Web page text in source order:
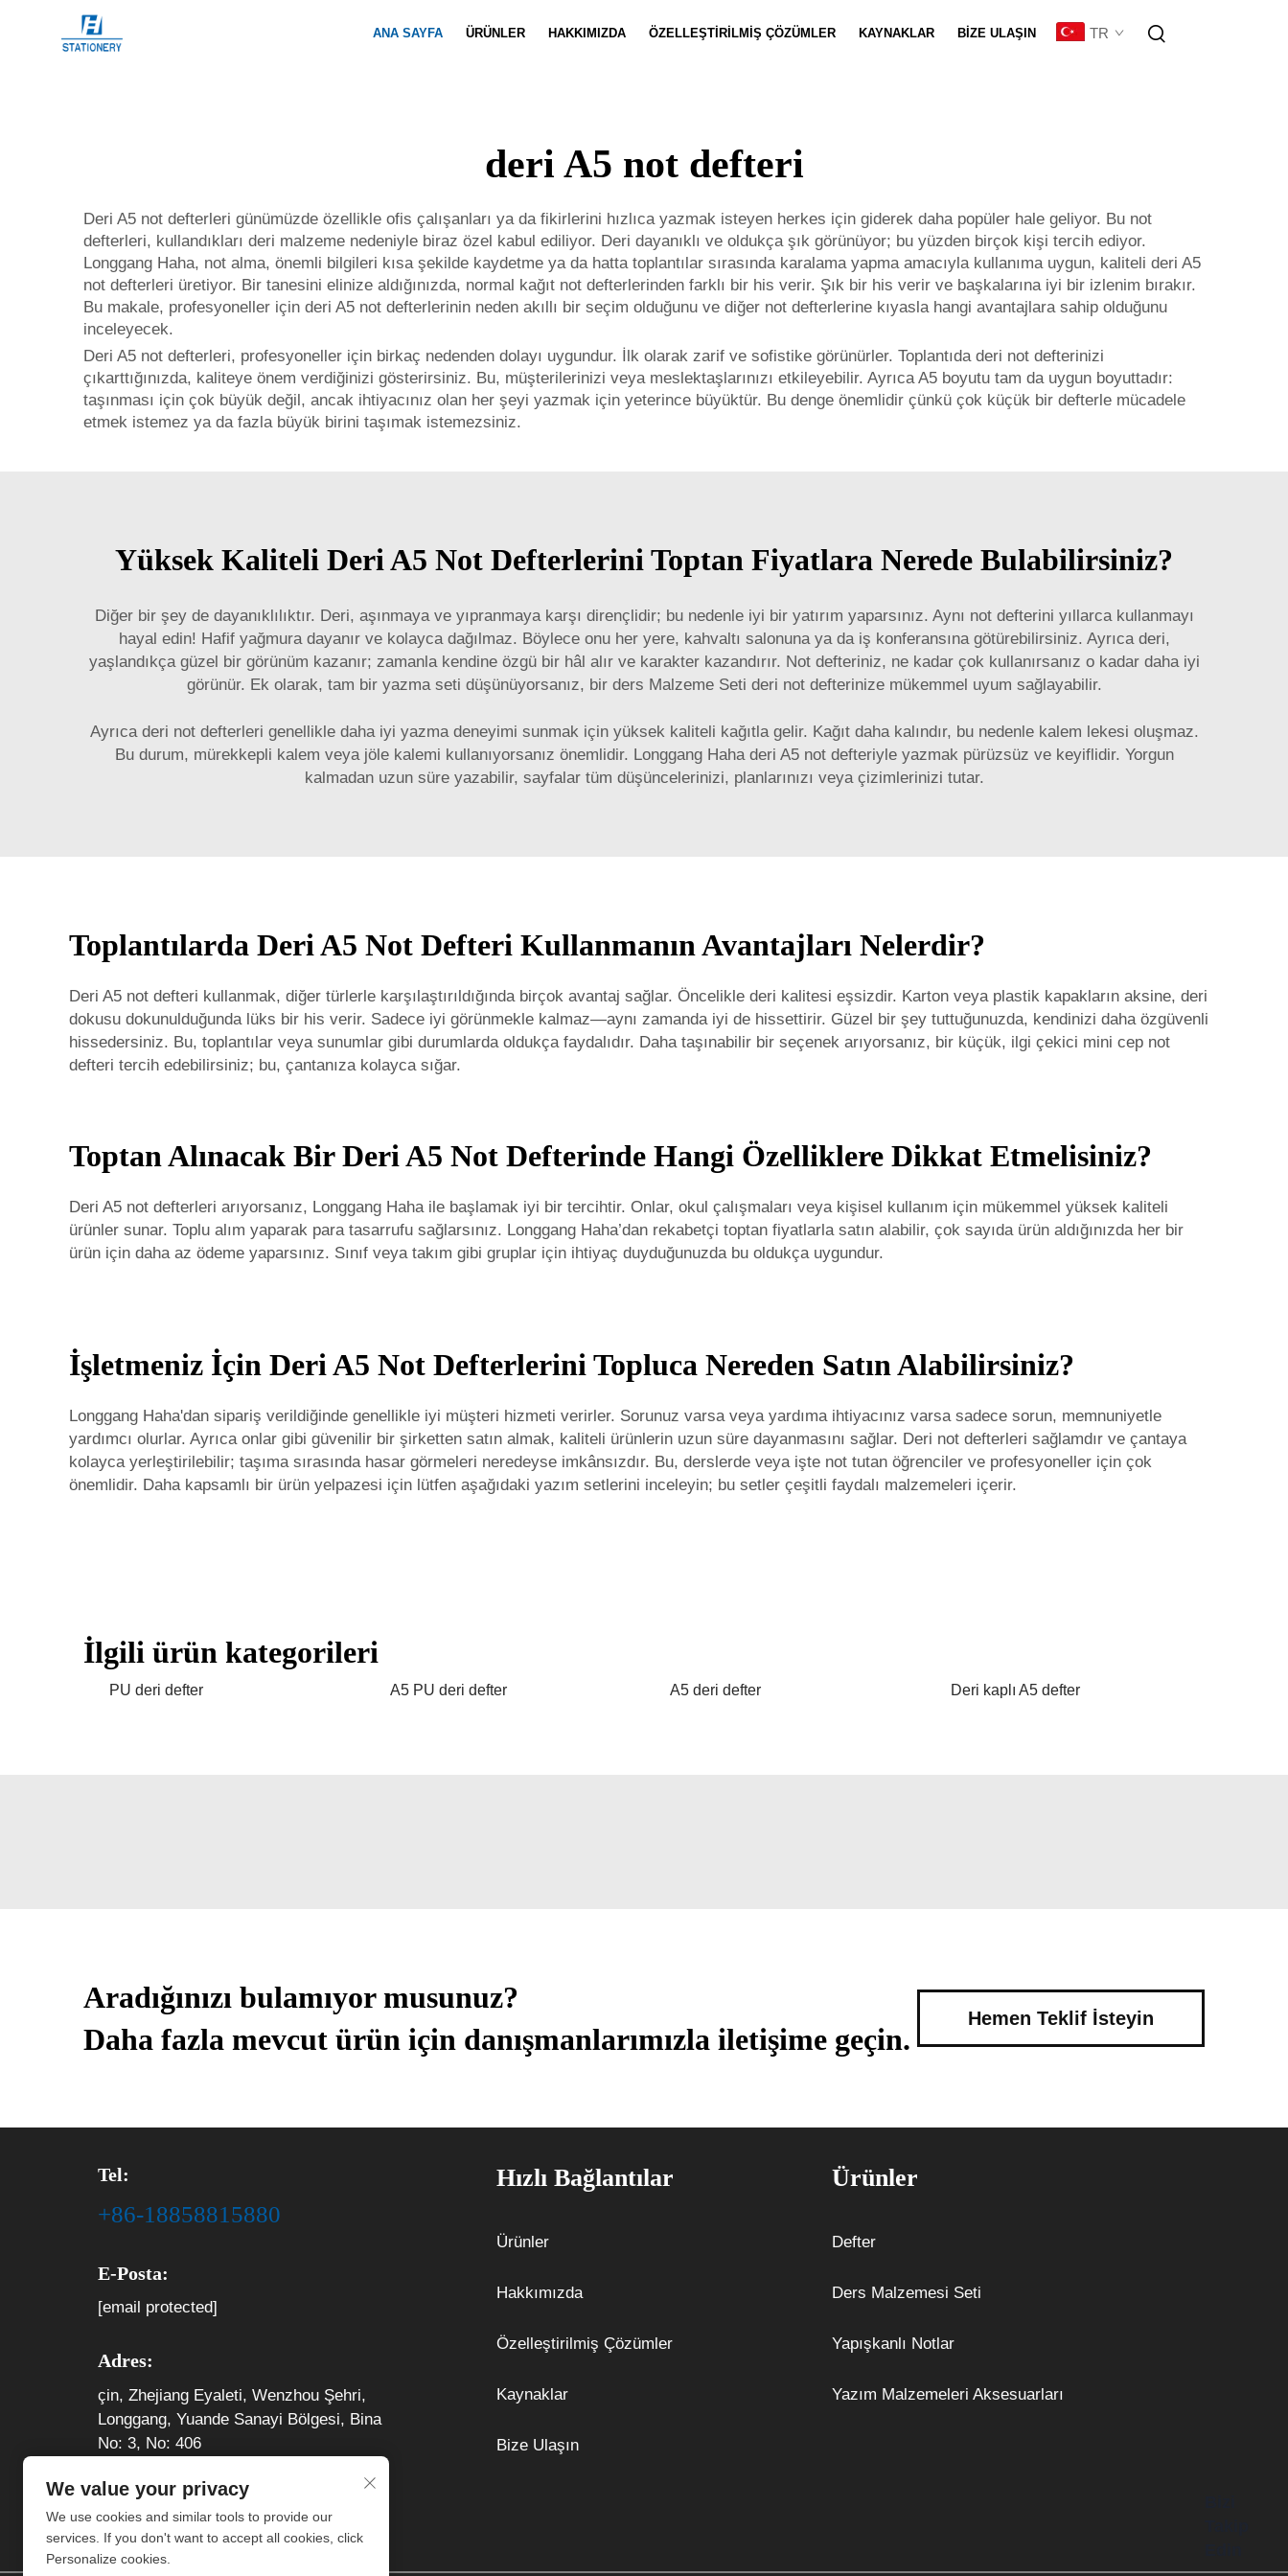
ANA SAYFA ÜRÜNLER HAKKIMIZDA ÖZELLEŞTIRILMIŞ ÇÖZÜMLER KAYNAKLAR BIZE ULAŞIN TR
deri A5 not defteri
Deri A5 not defterleri günümüzde özellikle ofis çalışanları ya da fikirlerini hızlıca yazmak isteyen herkes için giderek daha popüler hale geliyor. Bu not
defterleri, kullandıkları deri malzeme nedeniyle biraz özel kabul ediliyor. Deri dayanıklı ve oldukça şık görünüyor; bu yüzden birçok kişi tercih ediyor.
Longgang Haha, not alma, önemli bilgileri kısa şekilde kaydetme ya da hatta toplantılar sırasında karalama yapma amacıyla kullanıma uygun, kaliteli deri A5
not defterleri üretiyor. Bir tanesini elinize aldığınızda, normal kağıt not defterlerinden farklı bir his verir. Şık bir his verir ve başkalarına iyi bir izlenim bırakır.
Bu makale, profesyoneller için deri A5 not defterlerinin neden akıllı bir seçim olduğunu ve diğer not defterlerine kıyasla hangi avantajlara sahip olduğunu
inceleyecek.
Deri A5 not defterleri, profesyoneller için birkaç nedenden dolayı uygundur. İlk olarak zarif ve sofistike görünürler. Toplantıda deri not defterinizi
çıkarttığınızda, kaliteye önem verdiğinizi gösterirsiniz. Bu, müşterilerinizi veya meslektaşlarınızı etkileyebilir. Ayrıca A5 boyutu tam da uygun boyuttadır:
taşınması için çok büyük değil, ancak ihtiyacınız olan her şeyi yazmak için yeterince büyüktür. Bu denge önemlidir çünkü çok küçük bir defterle mücadele
etmek istemez ya da fazla büyük birini taşımak istemezsiniz.
Yüksek Kaliteli Deri A5 Not Defterlerini Toptan Fiyatlara Nerede Bulabilirsiniz?
Diğer bir şey de dayanıklılıktır. Deri, aşınmaya ve yıpranmaya karşı dirençlidir; bu nedenle iyi bir yatırım yaparsınız. Aynı not defterini yıllarca kullanmayı
hayal edin! Hafif yağmura dayanır ve kolayca dağılmaz. Böylece onu her yere, kahvaltı salonuna ya da iş konferansına götürebilirsiniz. Ayrıca deri,
yaşlandıkça güzel bir görünüm kazanır; zamanla kendine özgü bir hâl alır ve karakter kazandırır. Not defteriniz, ne kadar çok kullanırsanız o kadar daha iyi
görünür. Ek olarak, tam bir yazma seti düşünüyorsanız, bir ders Malzeme Seti deri not defterinize mükemmel uyum sağlayabilir.
Ayrıca deri not defterleri genellikle daha iyi yazma deneyimi sunmak için yüksek kaliteli kağıtla gelir. Kağıt daha kalındır, bu nedenle kalem lekesi oluşmaz.
Bu durum, mürekkepli kalem veya jöle kalemi kullanıyorsanız önemlidir. Longgang Haha deri A5 not defteriyle yazmak pürüzsüz ve keyiflidir. Yorgun
kalmadan uzun süre yazabilir, sayfalar tüm düşüncelerinizi, planlarınızı veya çizimlerinizi tutar.
Toplantılarda Deri A5 Not Defteri Kullanmanın Avantajları Nelerdir?
Deri A5 not defteri kullanmak, diğer türlerle karşılaştırıldığında birçok avantaj sağlar. Öncelikle deri kalitesi eşsizdir. Karton veya plastik kapakların aksine, deri
dokusu dokunulduğunda lüks bir his verir. Sadece iyi görünmekle kalmaz—aynı zamanda iyi de hissettirir. Güzel bir şey tuttuğunuzda, kendinizi daha özgüvenli
hissedersiniz. Bu, toplantılar veya sunumlar gibi durumlarda oldukça faydalıdır. Daha taşınabilir bir seçenek arıyorsanız, bir küçük, ilgi çekici mini cep not
defteri tercih edebilirsiniz; bu, çantanıza kolayca sığar.
Toptan Alınacak Bir Deri A5 Not Defterinde Hangi Özelliklere Dikkat Etmelisiniz?
Deri A5 not defterleri arıyorsanız, Longgang Haha ile başlamak iyi bir tercihtir. Onlar, okul çalışmaları veya kişisel kullanım için mükemmel yüksek kaliteli
ürünler sunar. Toplu alım yaparak para tasarrufu sağlarsınız. Longgang Haha’dan rekabetçi toptan fiyatlarla satın alabilir, çok sayıda ürün aldığınızda her bir
ürün için daha az ödeme yaparsınız. Sınıf veya takım gibi gruplar için ihtiyaç duyduğunuzda bu oldukça uygundur.
İşletmeniz İçin Deri A5 Not Defterlerini Topluca Nereden Satın Alabilirsiniz?
Longgang Haha'dan sipariş verildiğinde genellikle iyi müşteri hizmeti verirler. Sorunuz varsa veya yardıma ihtiyacınız varsa sadece sorun, memnuniyetle
yardımcı olurlar. Ayrıca onlar gibi güvenilir bir şirketten satın almak, kaliteli ürünlerin uzun süre dayanmasını sağlar. Deri not defterleri sağlamdır ve çantaya
kolayca yerleştirilebilir; taşıma sırasında hasar görmeleri neredeyse imkânsızdır. Bu, derslerde veya işte not tutan öğrenciler ve profesyoneller için çok
önemlidir. Daha kapsamlı bir ürün yelpazesi için lütfen aşağıdaki yazım setlerini inceleyin; bu setler çeşitli faydalı malzemeleri içerir.
İlgili ürün kategorileri
PU deri defter A5 PU deri defter A5 deri defter Deri kaplı A5 defter
Aradığınızı bulamıyor musunuz?
Daha fazla mevcut ürün için danışmanlarımızla iletişime geçin.
Hemen Teklif İsteyin
Tel:
+86-18858815880
E-Posta:
[email protected]
Adres:
çin, Zhejiang Eyaleti, Wenzhou Şehri,
Longgang, Yuande Sanayi Bölgesi, Bina
No: 3, No: 406
Hızlı Bağlantılar
Ürünler
Hakkımızda
Özelleştirilmiş Çözümler
Kaynaklar
Bize Ulaşın
Ürünler
Defter
Ders Malzemesi Seti
Yapışkanlı Notlar
Yazım Malzemeleri Aksesuarları
We value your privacy
We use cookies and similar tools to provide our
services. If you don't want to accept all cookies, click
Personalize cookies.